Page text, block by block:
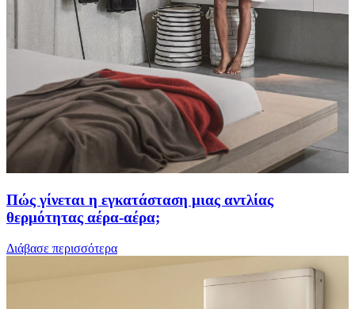
Πώς γίνεται η εγκατάσταση μιας αντλίας
θερμότητας αέρα-αέρα;
Διάβασε περισσότερα